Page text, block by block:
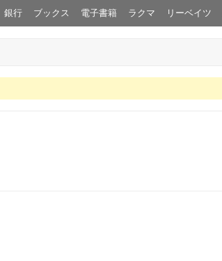
銀行 ブックス 電子書籍 ラクマ リーベイツ